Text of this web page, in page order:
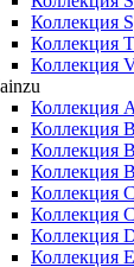
Коллекция
Коллекция
Коллекция
Коллекция
Коллекция
Коллекция
Коллекция
Коллекция
Коллекция
Коллекция
Коллекция